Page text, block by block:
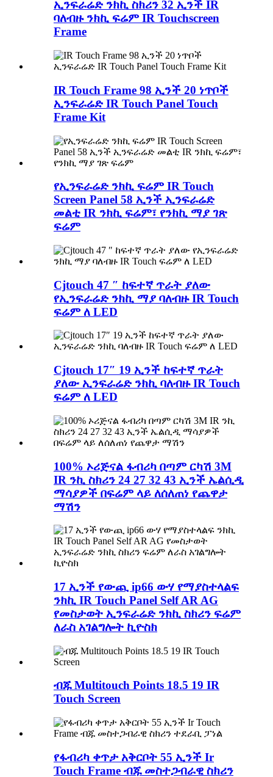
ኢንፍራሬድ ንክኪ ስክሪን 32 ኢንች IR
ባለብዙ ንክኪ ፍሬም IR Touchscreen
Frame
IR Touch Frame 98 ኢንች 20 ነጥቦች
ኢንፍራሬድ IR Touch Panel Touch
Frame Kit
የኢንፍራሬድ ንክኪ ፍሬም IR Touch
Screen Panel 58 ኢንች ኢንፍራሬድ
መልቲ IR ንክኪ ፍሬም፣ የንክኪ ማያ ገጽ
ፍሬም
Cjtouch 47 ″ ከፍተኛ ጥራት ያለው
የኢንፍራሬድ ንክኪ ማያ ባለብዙ IR Touch
ፍሬም ለ LED
Cjtouch 17″ 19 ኢንች ከፍተኛ ጥራት
ያለው ኢንፍራሬድ ንክኪ ባለብዙ IR Touch
ፍሬም ለ LED
100% ኦሪጅናል ፋብሪካ በጣም ርካሽ 3M
IR ንኪ ስክሪን 24 27 32 43 ኢንች ኤልሲዲ
ማሳያዎች በፍሬም ላይ ለሰለጠነ የጨዋታ
ማሽን
17 ኢንች የውጪ ip66 ውሃ የማያስተላልፍ
ንክኪ IR Touch Panel Self AR AG
የመስታወት ኢንፍራሬድ ንክኪ ስክሪን ፍሬም
ለራስ አገልግሎት ኪዮስክ
ብጁ Multitouch Points 18.5 19 IR
Touch Screen
የፋብሪካ ቀጥታ አቅርቦት 55 ኢንች Ir
Touch Frame ብጁ መስተጋብራዊ ስክሪን